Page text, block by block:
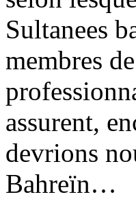
Sultanees
membres
assurent,
devrions
Bahreïn…